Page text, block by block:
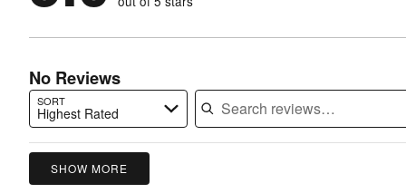
reviewers
of
reviewers
No Reviews
SORT
Highest Rated
Search reviews…
SHOW MORE